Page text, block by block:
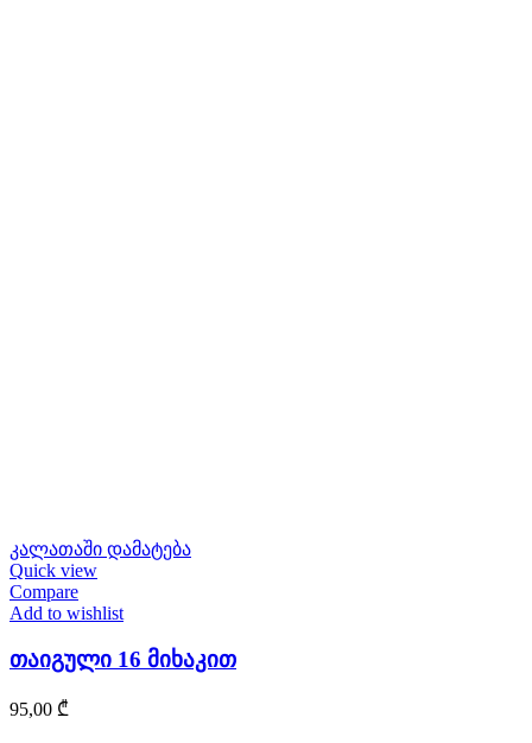
კალათაში დამატება
Quick view
Compare
Add to wishlist
თაიგული 16 მიხაკით
95,00 ₾